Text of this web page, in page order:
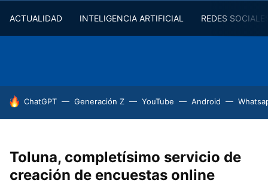
ACTUALIDAD INTELIGENCIA ARTIFICIAL REDES
HOY SE HABLA DE
ChatGPT Generación Z YouTube Android
Toluna, completísimo servicio de
creación de encuestas online